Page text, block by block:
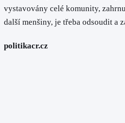
vystavovány celé komunity,
další menšiny, je třeba odsoudit a
politikacr.cz